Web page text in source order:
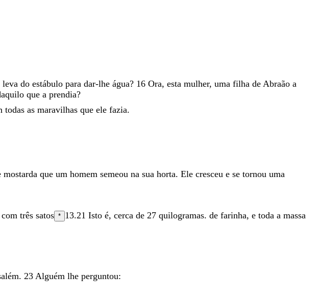
leva do estábulo para dar-lhe água? 16 Ora, esta mulher, uma filha de Abraão a
que a prendia?
todas as maravilhas que ele fazia.
mostarda que um homem semeou na sua horta. Ele cresceu e se tornou uma
com três satos * 13.21 Isto é, cerca de 27 quilogramas. de farinha, e toda a massa
. 23 Alguém lhe perguntou: